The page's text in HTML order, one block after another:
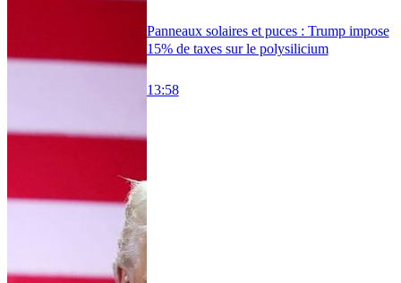
Panneaux solaires et puces : Trump impose
15% de taxes sur le polysilicium
13:58